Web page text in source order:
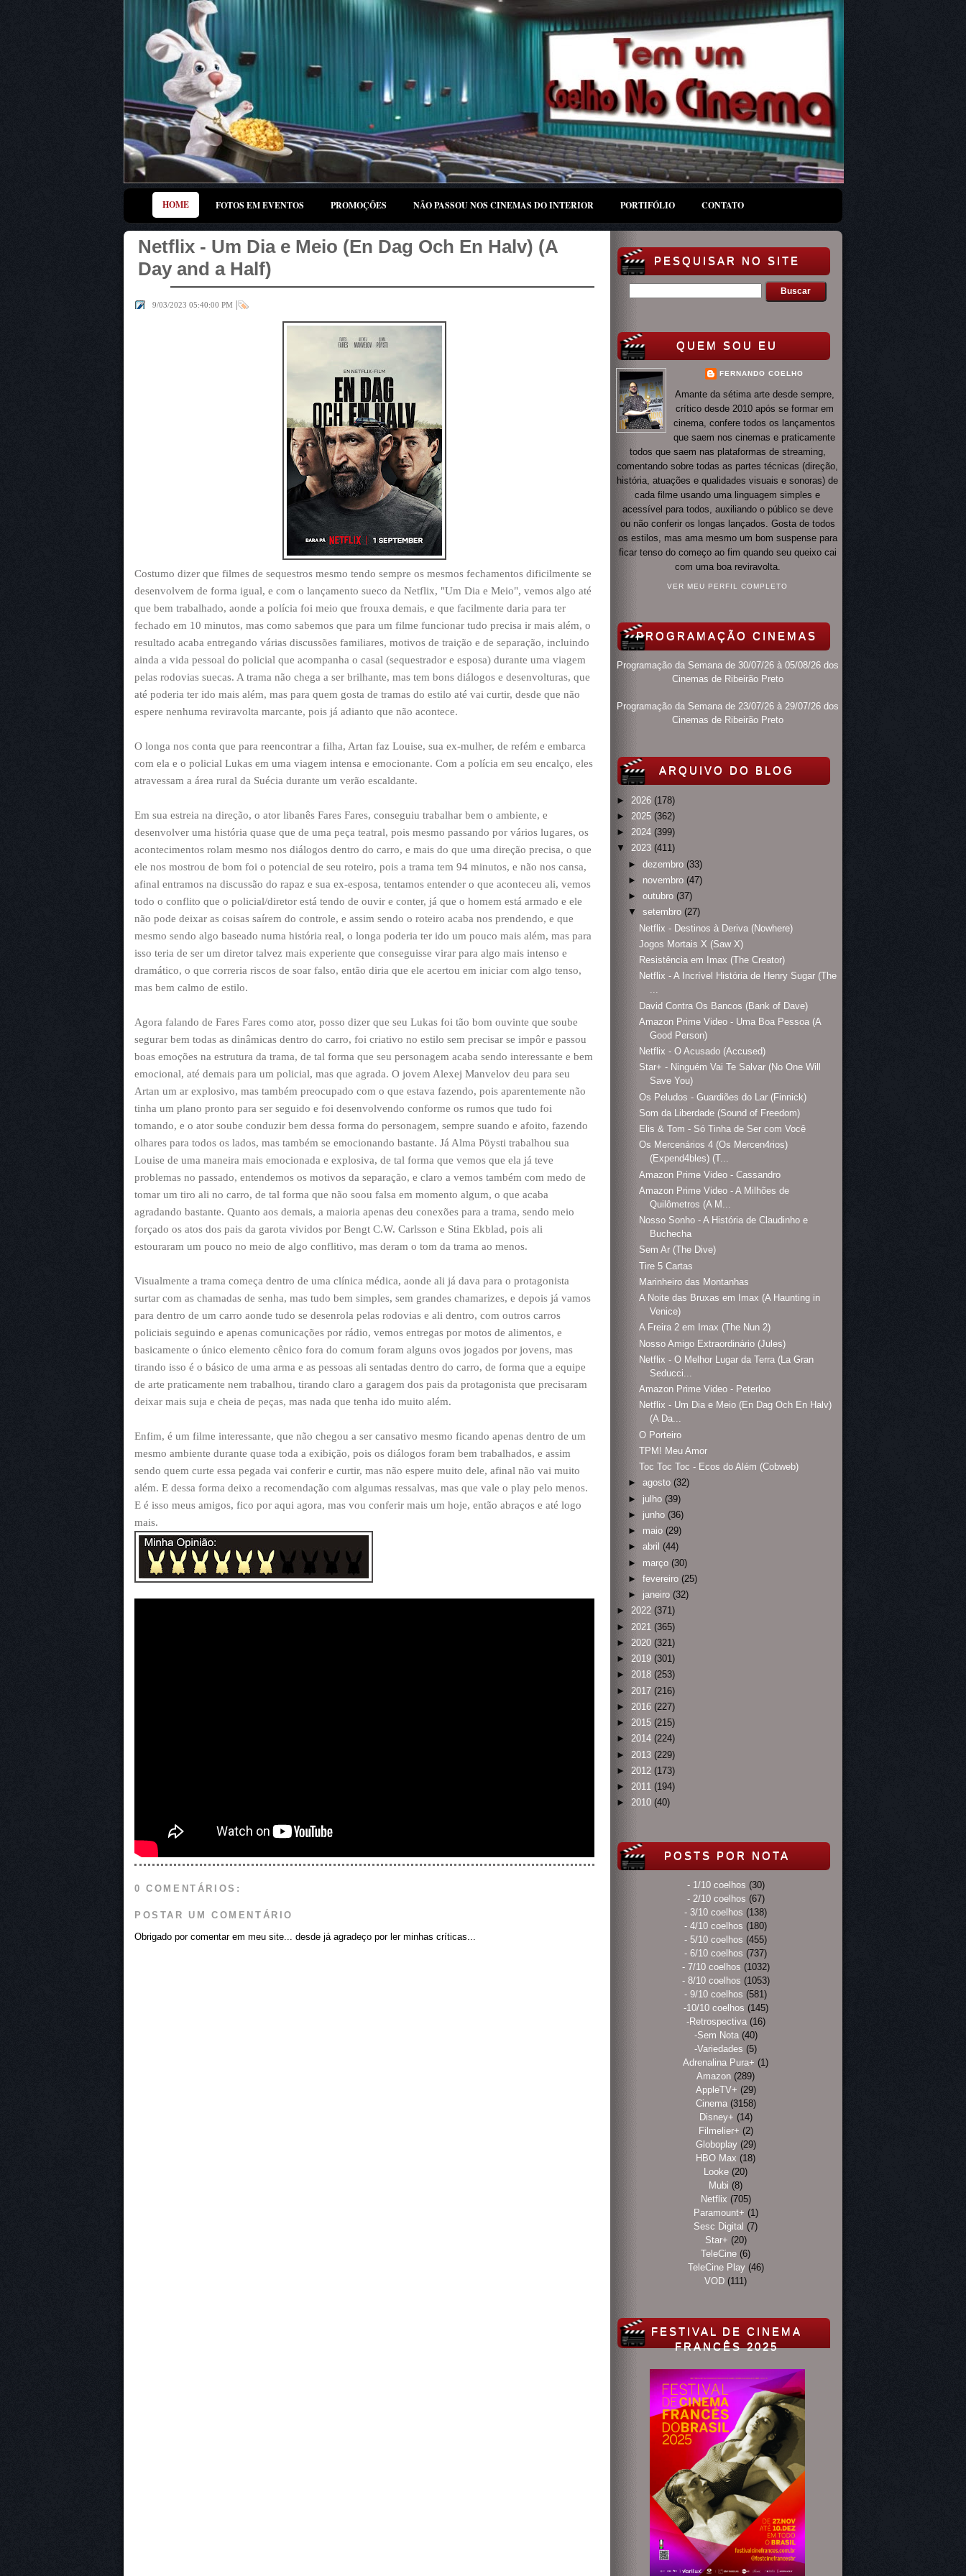
HOME FOTOS EM EVENTOS PROMOÇÕES NÃO PASSOU NOS CINEMAS DO INTERIOR PORTIFÓLIO CONTATO
Netflix - Um Dia e Meio (En Dag Och En Halv) (A
Day and a Half)
9/03/2023 05:40:00 PM |
Costumo dizer que filmes de sequestros mesmo tendo sempre os mesmos fechamentos dificilmente se
desenvolvem de forma igual, e com o lançamento sueco da Netflix, "Um Dia e Meio", vemos algo até
que bem trabalhado, aonde a polícia foi meio que frouxa demais, e que facilmente daria para ter
fechado em 10 minutos, mas como sabemos que para um filme funcionar tudo precisa ir mais além, o
resultado acaba entregando várias discussões familiares, motivos de traição e de separação, incluindo
ainda a vida pessoal do policial que acompanha o casal (sequestrador e esposa) durante uma viagem
pelas rodovias suecas. A trama não chega a ser brilhante, mas tem bons diálogos e desenvolturas, que
até poderia ter ido mais além, mas para quem gosta de tramas do estilo até vai curtir, desde que não
espere nenhuma reviravolta marcante, pois já adianto que não acontece.
O longa nos conta que para reencontrar a filha, Artan faz Louise, sua ex-mulher, de refém e embarca
com ela e o policial Lukas em uma viagem intensa e emocionante. Com a polícia em seu encalço, eles
atravessam a área rural da Suécia durante um verão escaldante.
Em sua estreia na direção, o ator libanês Fares Fares, conseguiu trabalhar bem o ambiente, e
desenvolver uma história quase que de uma peça teatral, pois mesmo passando por vários lugares, os
acontecimentos rolam mesmo nos diálogos dentro do carro, e mais do que uma direção precisa, o que
ele nos mostrou de bom foi o potencial de seu roteiro, pois a trama tem 94 minutos, e não nos cansa,
afinal entramos na discussão do rapaz e sua ex-esposa, tentamos entender o que aconteceu ali, vemos
todo o conflito que o policial/diretor está tendo de ouvir e conter, já que o homem está armado e ele
não pode deixar as coisas saírem do controle, e assim sendo o roteiro acaba nos prendendo, e que
mesmo sendo algo baseado numa história real, o longa poderia ter ido um pouco mais além, mas para
isso teria de ser um diretor talvez mais experiente que conseguisse virar para algo mais intenso e
dramático, o que correria riscos de soar falso, então diria que ele acertou em iniciar com algo tenso,
mas bem calmo de estilo.
Agora falando de Fares Fares como ator, posso dizer que seu Lukas foi tão bom ouvinte que soube
segurar bem todas as dinâmicas dentro do carro, foi criativo no estilo sem precisar se impôr e passou
boas emoções na estrutura da trama, de tal forma que seu personagem acaba sendo interessante e bem
emocional, até demais para um policial, mas que agrada. O jovem Alexej Manvelov deu para seu
Artan um ar explosivo, mas também preocupado com o que estava fazendo, pois aparentemente não
tinha um plano pronto para ser seguido e foi desenvolvendo conforme os rumos que tudo foi
tomando, e o ator soube conduzir bem dessa forma do personagem, sempre suando e afoito, fazendo
olhares para todos os lados, mas também se emocionando bastante. Já Alma Pöysti trabalhou sua
Louise de uma maneira mais emocionada e explosiva, de tal forma que vemos que ela já teve
problemas no passado, entendemos os motivos da separação, e claro a vemos também com medo de
tomar um tiro ali no carro, de tal forma que não soou falsa em momento algum, o que acaba
agradando bastante. Quanto aos demais, a maioria apenas deu conexões para a trama, sendo meio
forçado os atos dos pais da garota vividos por Bengt C.W. Carlsson e Stina Ekblad, pois ali
estouraram um pouco no meio de algo conflitivo, mas deram o tom da trama ao menos.
Visualmente a trama começa dentro de uma clínica médica, aonde ali já dava para o protagonista
surtar com as chamadas de senha, mas tudo bem simples, sem grandes chamarizes, e depois já vamos
para dentro de um carro aonde tudo se desenrola pelas rodovias e ali dentro, com outros carros
policiais seguindo e apenas comunicações por rádio, vemos entregas por motos de alimentos, e
basicamente o único elemento cênico fora do comum foram alguns ovos jogados por jovens, mas
tirando isso é o básico de uma arma e as pessoas ali sentadas dentro do carro, de forma que a equipe
de arte praticamente nem trabalhou, tirando claro a garagem dos pais da protagonista que precisaram
deixar mais suja e cheia de peças, mas nada que tenha ido muito além.
Enfim, é um filme interessante, que não chegou a ser cansativo mesmo ficando apenas dentro de um
mesmo ambiente durante quase toda a exibição, pois os diálogos foram bem trabalhados, e assim
sendo quem curte essa pegada vai conferir e curtir, mas não espere muito dele, afinal não vai muito
além. E dessa forma deixo a recomendação com algumas ressalvas, mas que vale o play pelo menos.
E é isso meus amigos, fico por aqui agora, mas vou conferir mais um hoje, então abraços e até logo
mais.
0 COMENTÁRIOS:
POSTAR UM COMENTÁRIO
Obrigado por comentar em meu site... desde já agradeço por ler minhas críticas...
PESQUISAR NO SITE
QUEM SOU EU
FERNANDO COELHO
Amante da sétima arte desde sempre,
crítico desde 2010 após se formar em
cinema, confere todos os lançamentos
que saem nos cinemas e praticamente
todos que saem nas plataformas de streaming,
comentando sobre todas as partes técnicas (direção,
história, atuações e qualidades visuais e sonoras) de
cada filme usando uma linguagem simples e
acessível para todos, auxiliando o público se deve
ou não conferir os longas lançados. Gosta de todos
os estilos, mas ama mesmo um bom suspense para
ficar tenso do começo ao fim quando seu queixo cai
com uma boa reviravolta.
VER MEU PERFIL COMPLETO
PROGRAMAÇÃO CINEMAS
Programação da Semana de 30/07/26 à 05/08/26 dos
Cinemas de Ribeirão Preto
Programação da Semana de 23/07/26 à 29/07/26 dos
Cinemas de Ribeirão Preto
ARQUIVO DO BLOG
► 2026 (178)
► 2025 (362)
► 2024 (399)
▼
2023 (411)
► dezembro (33)
► novembro (47)
► outubro (37)
▼
setembro (27)
Netflix - Destinos à Deriva (Nowhere)
Jogos Mortais X (Saw X)
Resistência em Imax (The Creator)
Netflix - A Incrível História de Henry Sugar (The
...
David Contra Os Bancos (Bank of Dave)
Amazon Prime Video - Uma Boa Pessoa (A
Good Person)
Netflix - O Acusado (Accused)
Star+ - Ninguém Vai Te Salvar (No One Will
Save You)
Os Peludos - Guardiões do Lar (Finnick)
Som da Liberdade (Sound of Freedom)
Elis & Tom - Só Tinha de Ser com Você
Os Mercenários 4 (Os Mercen4rios)
(Expend4bles) (T...
Amazon Prime Video - Cassandro
Amazon Prime Video - A Milhões de
Quilômetros (A M...
Nosso Sonho - A História de Claudinho e
Buchecha
Sem Ar (The Dive)
Tire 5 Cartas
Marinheiro das Montanhas
A Noite das Bruxas em Imax (A Haunting in
Venice)
A Freira 2 em Imax (The Nun 2)
Nosso Amigo Extraordinário (Jules)
Netflix - O Melhor Lugar da Terra (La Gran
Seducci...
Amazon Prime Video - Peterloo
Netflix - Um Dia e Meio (En Dag Och En Halv)
(A Da...
O Porteiro
TPM! Meu Amor
Toc Toc Toc - Ecos do Além (Cobweb)
► agosto (32)
► julho (39)
► junho (36)
► maio (29)
► abril (44)
► março (30)
► fevereiro (25)
► janeiro (32)
► 2022 (371)
► 2021 (365)
► 2020 (321)
► 2019 (301)
► 2018 (253)
► 2017 (216)
► 2016 (227)
► 2015 (215)
► 2014 (224)
► 2013 (229)
► 2012 (173)
► 2011 (194)
► 2010 (40)
POSTS POR NOTA
- 1/10 coelhos (30)
- 2/10 coelhos (67)
- 3/10 coelhos (138)
- 4/10 coelhos (180)
- 5/10 coelhos (455)
- 6/10 coelhos (737)
- 7/10 coelhos (1032)
- 8/10 coelhos (1053)
- 9/10 coelhos (581)
-10/10 coelhos (145)
-Retrospectiva (16)
-Sem Nota (40)
-Variedades (5)
Adrenalina Pura+ (1)
Amazon (289)
AppleTV+ (29)
Cinema (3158)
Disney+ (14)
Filmelier+ (2)
Globoplay (29)
HBO Max (18)
Looke (20)
Mubi (8)
Netflix (705)
Paramount+ (1)
Sesc Digital (7)
Star+ (20)
TeleCine (6)
TeleCine Play (46)
VOD (111)
FESTIVAL DE CINEMA
FRANCÊS 2025